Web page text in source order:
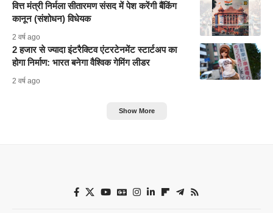
वित्त मंत्री निर्मला सीतारमण संसद में पेश करेंगी बैंकिंग
कानून (संशोधन) विधेयक
2 वर्ष ago
2 हजार से ज्यादा इंटरैक्टिव एंटरटेनमेंट स्टार्टअप का
होगा निर्माण: भारत बनेगा वैश्विक गेमिंग लीडर
2 वर्ष ago
Show More